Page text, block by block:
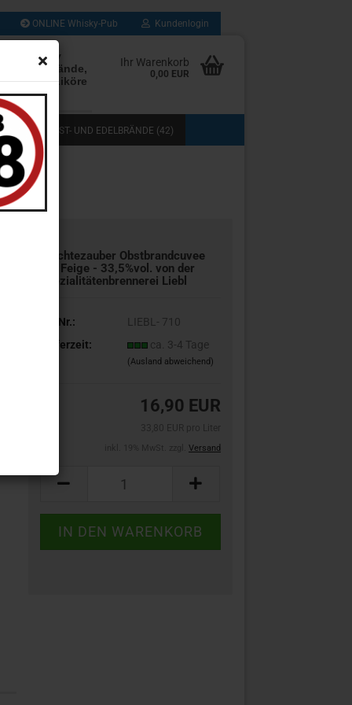
ONLINE Whisky-Pub Kundenlogin
Whisky
Edelbrände,
Cognac, Liköre
mehr
Ihr Warenkorb
0,00 EUR
OBST- UND EDELBRÄNDE (42)
(3)
(8)
Früchtezauber Obstbrandcuvee
mit Feige - 33,5%vol. von der
Spezialitätenbrennerei Liebl
Art.Nr.:
LIEBL- 710
Lieferzeit:
ca. 3-4 Tage
(Ausland abweichend)
16,90 EUR
Versand